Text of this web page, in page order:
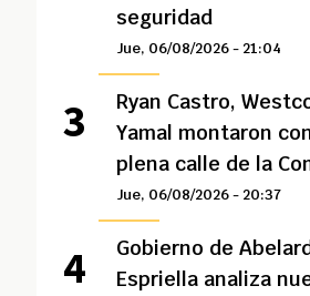
seguridad
Jue, 06/08/2026 - 21:04
Ryan Castro,
Yamal montaron
plena calle de la
Jue, 06/08/2026 - 20:37
Gobierno de
Espriella analiza